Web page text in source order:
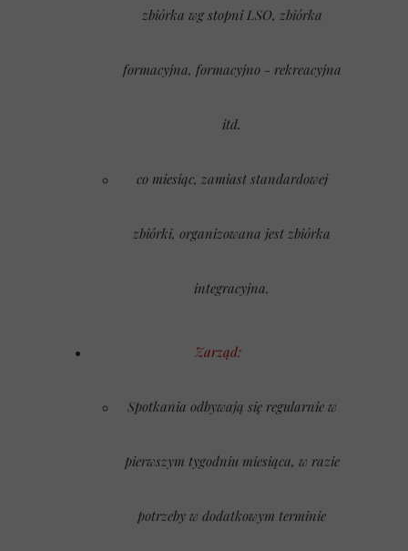
zbiórka wg stopni LSO, zbiórka
formacyjna, formacyjno - rekreacyjna
itd.
co miesiąc, zamiast standardowej
zbiórki, organizowana jest zbiórka
integracyjna.
Zarząd:
Spotkania odbywają się regularnie w
pierwszym tygodniu miesiąca, w razie
potrzeby w dodatkowym terminie